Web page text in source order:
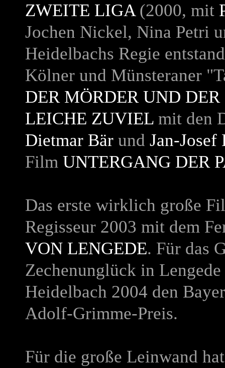
ZWEITE LIGA(2000, mit
Jochen Nickel, Nina Petri
Heidelbachs Regie
Kölner und Münsteraner
DER MÖRDER UND DER
LEICHE ZUVIEL mit den
Dietmar Bär und Jan-Josef
Film UNTERGANG DER
Das erste wirklich große
Regisseur 2003 mit dem
VON LENGEDE. Für das
Zechenunglück in
Heidelbach 2004 den
Adolf-Grimme-Preis.
Für die große Leinwand